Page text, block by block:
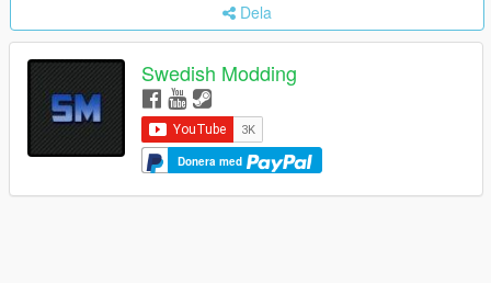
Dela
Swedish Modding
Donera med